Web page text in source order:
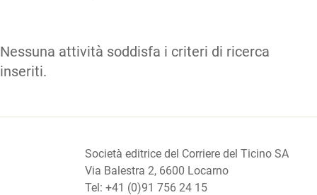
Nessuna attività soddisfa i criteri di ricerca
inseriti.
Società editrice del Corriere del Ticino SA
Via Balestra 2, 6600 Locarno
Tel: +41 (0)91 756 24 15